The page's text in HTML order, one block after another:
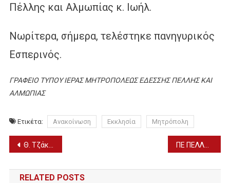
Πέλλης και Αλμωπίας κ. Ιωήλ.
Νωρίτερα, σήμερα, τελέστηκε πανηγυρικός
Εσπερινός.
ΓΡΑΦΕΙΟ ΤΥΠΟΥ ΙΕΡΑΣ ΜΗΤΡΟΠΟΛΕΩΣ ΕΔΕΣΣΗΣ ΠΕΛΛΗΣ ΚΑΙ
ΑΛΜΩΠΙΑΣ
Ετικέτα: Ανακοίνωση Εκκλησία Μητρόπολη
Πλοήγηση
άρθρων
Θ. Τζάκρη: «Ζημιές στις καλλιέργειες σε περιοχές της Πέλλας και της Ημαθίας από την χαλαζόπτωση στις 18, 19, 20/8 – Να ξεκινήσουν άμεσα οι εξατομικευμένες εκτιμήσεις»
RELATED POSTS